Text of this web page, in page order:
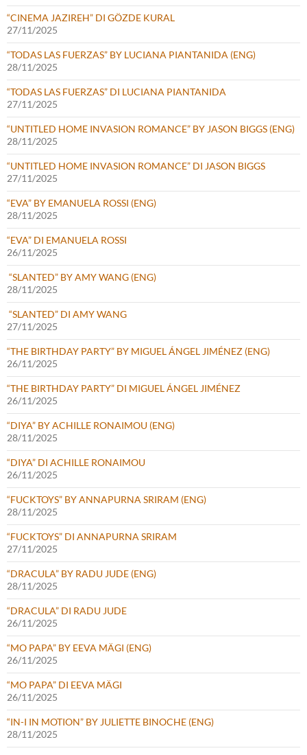
“CINEMA JAZIREH” DI GÖZDE KURAL
27/11/2025
“TODAS LAS FUERZAS” BY LUCIANA PIANTANIDA (ENG)
28/11/2025
“TODAS LAS FUERZAS” DI LUCIANA PIANTANIDA
27/11/2025
“UNTITLED HOME INVASION ROMANCE” BY JASON BIGGS (ENG)
28/11/2025
“UNTITLED HOME INVASION ROMANCE” DI JASON BIGGS
27/11/2025
“EVA” BY EMANUELA ROSSI (ENG)
28/11/2025
“EVA” DI EMANUELA ROSSI
26/11/2025
“SLANTED” BY AMY WANG (ENG)
28/11/2025
“SLANTED” DI AMY WANG
27/11/2025
“THE BIRTHDAY PARTY” BY MIGUEL ÁNGEL JIMÉNEZ (ENG)
26/11/2025
“THE BIRTHDAY PARTY” DI MIGUEL ÁNGEL JIMÉNEZ
26/11/2025
“DIYA” BY ACHILLE RONAIMOU (ENG)
28/11/2025
“DIYA” DI ACHILLE RONAIMOU
26/11/2025
“FUCKTOYS” BY ANNAPURNA SRIRAM (ENG)
28/11/2025
“FUCKTOYS” DI ANNAPURNA SRIRAM
27/11/2025
“DRACULA” BY RADU JUDE (ENG)
28/11/2025
“DRACULA” DI RADU JUDE
26/11/2025
“MO PAPA” BY EEVA MÄGI (ENG)
26/11/2025
“MO PAPA” DI EEVA MÄGI
26/11/2025
“IN-I IN MOTION” BY JULIETTE BINOCHE (ENG)
28/11/2025